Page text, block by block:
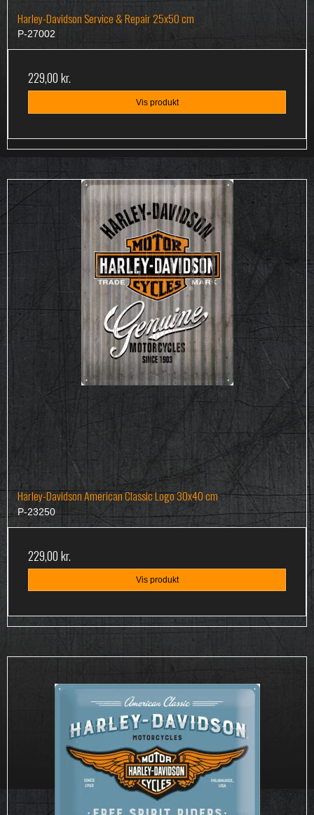
Harley-Davidson Service & Repair 25x50 cm
P-27002
229,00 kr.
Vis produkt
Harley-Davidson American Classic Logo 30x40 cm
P-23250
229,00 kr.
Vis produkt